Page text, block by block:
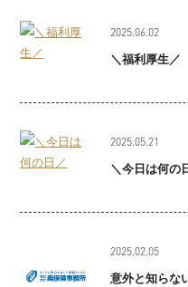
2025.06.02
＼福利厚生／
2025.05.21
＼今日は何の
2025.02.05
意外と知らな